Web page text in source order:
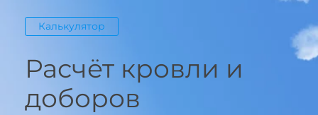
Калькулятор
Расчёт кровли и
доборов